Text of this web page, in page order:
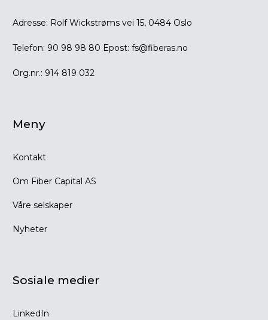
Adresse: Rolf Wickstrøms vei 15, 0484 Oslo
Telefon: 90 98 98 80 Epost: fs@fiberas.no
Org.nr.: 914 819 032
Meny
Kontakt
Om Fiber Capital AS
Våre selskaper
Nyheter
Sosiale medier
LinkedIn